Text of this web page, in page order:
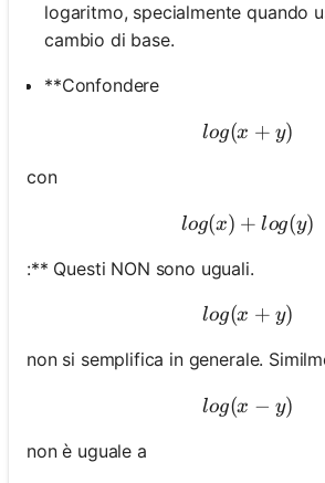
logaritmo, specialmente quando
cambio di base.
**Confondere
log(x +
log(x + y)
con
log(x) +
log(x) + log(y)
:** Questi NON sono uguali.
log(x +
log(x + y)
non si semplifica in generale.
log(x - y)
log(x − y)
non è uguale a